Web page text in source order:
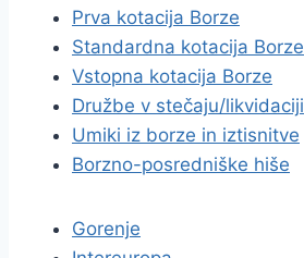
Prva kotacija Borze
Standardna kotacija Borze
Vstopna kotacija Borze
Družbe v stečaju/likvidaciji
Umiki iz borze in iztisnitve
Borzno-posredniške hiše
Gorenje